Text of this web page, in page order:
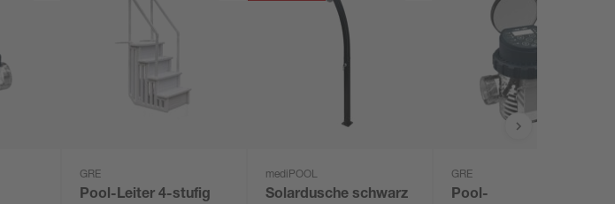
GRE
Pool-Leiter 4-stufig
mediPOOL
Solardusche schwarz
GRE
Pool-